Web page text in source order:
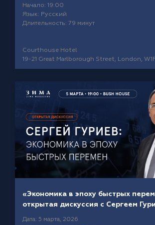
Начало: 19:00
Язык: Русский
Длительность: 79 минут
Courthouse Hotel
19-21 Great Marlborough Street, London,
«Экономика в эпоху быстрых
открытая дискуссия с Сергеем
Дата: 5 марта, 2026